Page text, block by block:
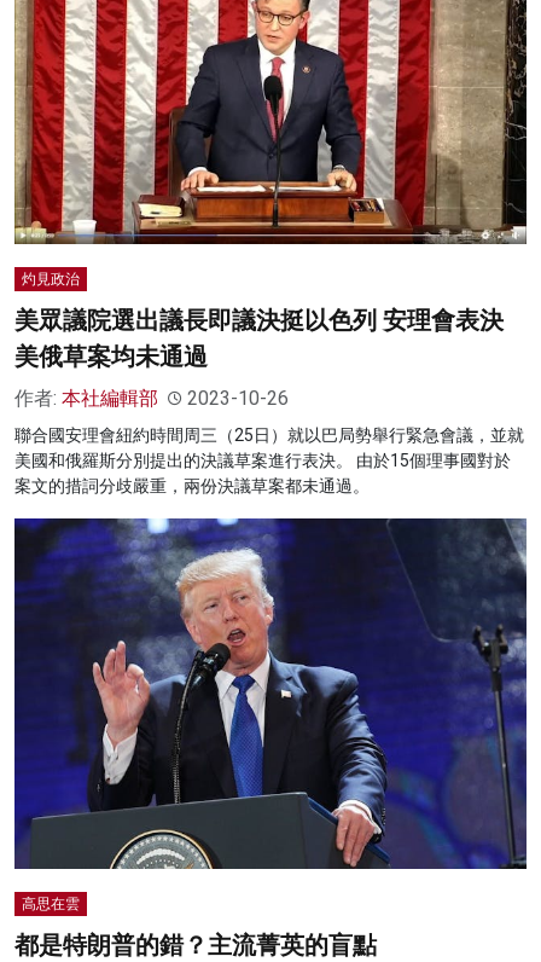
灼見政治
美眾議院選出議長即議決挺以色列 安理會表決
美俄草案均未通過
作者: 本社編輯部 2023-10-26
聯合國安理會紐約時間周三（25日）就以巴局勢舉行緊急會議，並就
美國和俄羅斯分別提出的決議草案進行表決。 由於15個理事國對於
案文的措詞分歧嚴重，兩份決議草案都未通過。
高思在雲
都是特朗普的錯？主流菁英的盲點